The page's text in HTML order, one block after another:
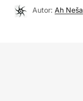
Autor: Ah Neša